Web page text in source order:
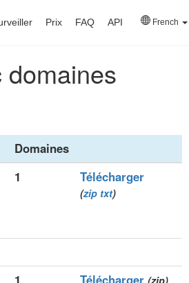
Prix FAQ API French
domaines
Domaines
1 Télécharger
(zip txt)
1 Télécharger (zip)